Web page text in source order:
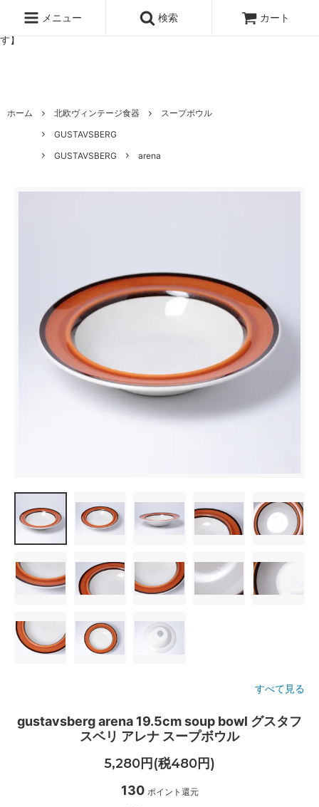
ッタのオンラインストア【アラビア,クイストゴーなどの北欧ヴィンテ
ージ食器,雅峰窯やソルテグラスジュエリーなどの作家の作品が並びま
す】
メニュー 検索 カート
ホーム 北欧ヴィンテージ食器
スープボウル
GUSTAVSBERG
GUSTAVSBERG
arena
すべて見る
gustavsberg arena 19.5cm soup bowl グスタフ
スベリ アレナ スープボウル
5,280円(税480円)
130 ポイント還元